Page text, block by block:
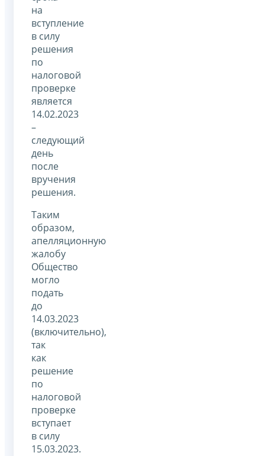
на
вступление
в силу
решения
по
налоговой
проверке
является
14.02.2023
–
следующий
день
после
вручения
решения.
Таким
образом,
апелляционную
жалобу
Общество
могло
подать
до
14.03.2023
(включительно),
так
как
решение
по
налоговой
проверке
вступает
в силу
15.03.2023.